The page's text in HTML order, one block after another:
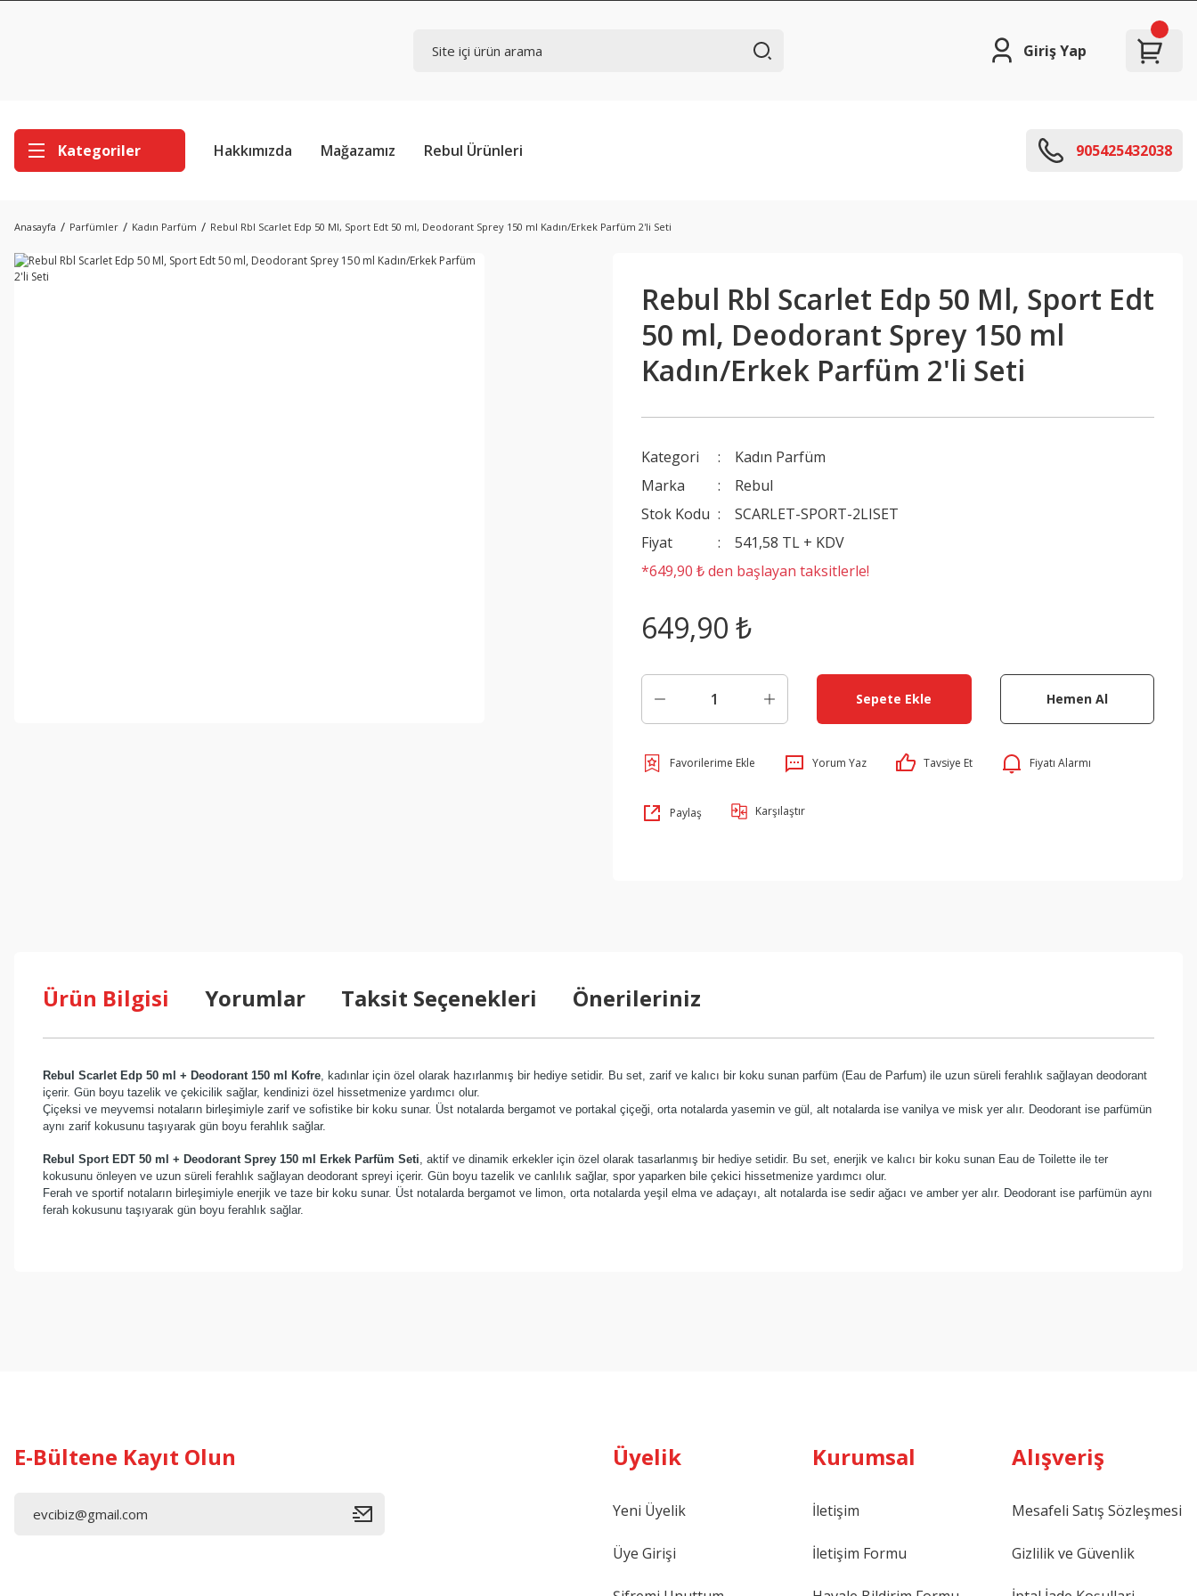
Giriş Yap
Kategoriler Hakkımızda Mağazamız Rebul Ürünleri 905425432038
Anasayfa Parfümler Kadın Parfüm Rebul Rbl Scarlet Edp 50 Ml, Sport Edt 50 ml, Deodorant Sprey 150 ml Kadın/Erkek Parfüm 2'li Seti
Rebul Rbl Scarlet Edp 50 Ml, Sport Edt
50 ml, Deodorant Sprey 150 ml
Kadın/Erkek Parfüm 2'li Seti
Kategori
Kadın Parfüm
Marka
Rebul
Stok Kodu
SCARLET-SPORT-2LISET
Fiyat
541,58 TL + KDV
*649,90 ₺ den başlayan taksitlerle!
649,90 ₺
Sepete Ekle Hemen Al
Yorum Yaz Tavsiye Et Fiyatı Alarmı
Paylaş Karşılaştır
Ürün Bilgisi Yorumlar Taksit Seçenekleri Önerileriniz
Rebul Scarlet Edp 50 ml + Deodorant 150 ml Kofre, kadınlar için özel olarak hazırlanmış bir hediye setidir. Bu set, zarif ve kalıcı bir koku sunan parfüm (Eau de Parfum) ile uzun süreli ferahlık sağlayan deodorant
içerir. Gün boyu tazelik ve çekicilik sağlar, kendinizi özel hissetmenize yardımcı olur.
Çiçeksi ve meyvemsi notaların birleşimiyle zarif ve sofistike bir koku sunar. Üst notalarda bergamot ve portakal çiçeği, orta notalarda yasemin ve gül, alt notalarda ise vanilya ve misk yer alır. Deodorant ise parfümün
aynı zarif kokusunu taşıyarak gün boyu ferahlık sağlar.
Rebul Sport EDT 50 ml + Deodorant Sprey 150 ml Erkek Parfüm Seti, aktif ve dinamik erkekler için özel olarak tasarlanmış bir hediye setidir. Bu set, enerjik ve kalıcı bir koku sunan Eau de Toilette ile ter
kokusunu önleyen ve uzun süreli ferahlık sağlayan deodorant spreyi içerir. Gün boyu tazelik ve canlılık sağlar, spor yaparken bile çekici hissetmenize yardımcı olur.
Ferah ve sportif notaların birleşimiyle enerjik ve taze bir koku sunar. Üst notalarda bergamot ve limon, orta notalarda yeşil elma ve adaçayı, alt notalarda ise sedir ağacı ve amber yer alır. Deodorant ise parfümün aynı
ferah kokusunu taşıyarak gün boyu ferahlık sağlar.
E-Bültene Kayıt Olun Üyelik
Yeni Üyelik
Üye Girişi
Kurumsal
İletişim
İletişim Formu
Alışveriş
Mesafeli Satış Sözleşmesi
Gizlilik ve Güvenlik